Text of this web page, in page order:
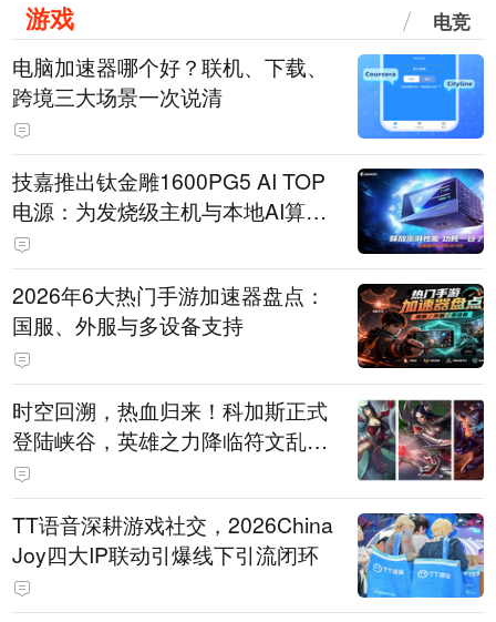
游戏 电竞
电脑加速器哪个好？联机、下载、
跨境三大场景一次说清
技嘉推出钛金雕1600PG5 AI TOP
电源：为发烧级主机与本地AI算力
打造旗舰供电方案
2026年6大热门手游加速器盘点：
国服、外服与多设备支持
时空回溯，热血归来！科加斯正式
登陆峡谷，英雄之力降临符文乱
斗！
TT语音深耕游戏社交，2026China
Joy四大IP联动引爆线下引流闭环